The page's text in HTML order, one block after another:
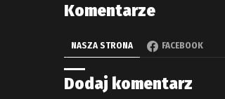
Komentarze
NASZA STRONA FACEBOOK
Dodaj komentarz